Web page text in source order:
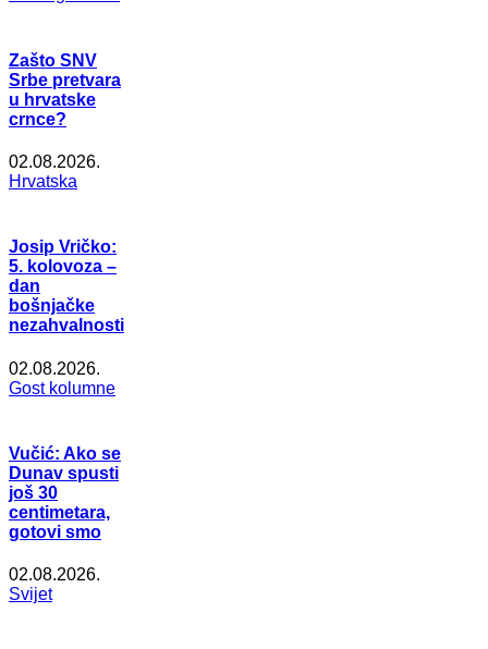
Zašto SNV
Srbe pretvara
u hrvatske
crnce?
02.08.2026.
Hrvatska
Josip Vričko:
5. kolovoza –
dan
bošnjačke
nezahvalnosti
02.08.2026.
Gost kolumne
Vučić: Ako se
Dunav spusti
još 30
centimetara,
gotovi smo
02.08.2026.
Svijet